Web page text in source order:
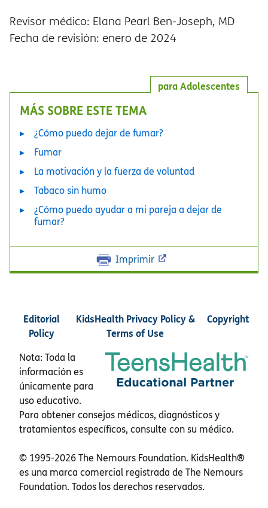
Revisor médico: Elana Pearl Ben-Joseph, MD
Fecha de revisión: enero de 2024
para Adolescentes
MÁS SOBRE ESTE TEMA
¿Cómo puedo dejar de fumar?
Fumar
La motivación y la fuerza de voluntad
Tabaco sin humo
¿Cómo puedo ayudar a mi pareja a dejar de
fumar?
Imprimir
Editorial
Policy
KidsHealth Privacy Policy &
Terms of Use
Copyright
Nota: Toda la
información es
únicamente para
uso educativo.
Para obtener consejos médicos, diagnósticos y
tratamientos específicos, consulte con su médico.
© 1995-2026 The Nemours Foundation. KidsHealth®
es una marca comercial registrada de The Nemours
Foundation. Todos los derechos reservados.